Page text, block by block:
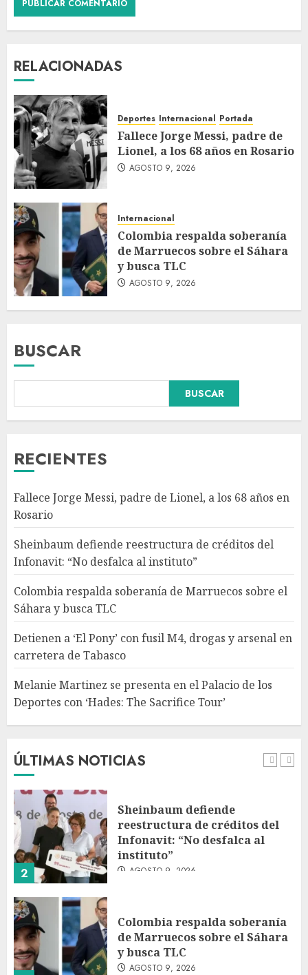
RELACIONADAS
Deportes Internacional Portada
Fallece Jorge Messi, padre de
Lionel, a los 68 años en Rosario
AGOSTO 9, 2026
Internacional
Colombia respalda soberanía
de Marruecos sobre el Sáhara
y busca TLC
AGOSTO 9, 2026
BUSCAR
BUSCAR
RECIENTES
Fallece Jorge Messi, padre de Lionel, a los 68 años en
Rosario
Sheinbaum defiende reestructura de créditos del
Infonavit: “No desfalca al instituto”
Colombia respalda soberanía de Marruecos sobre el
Sáhara y busca TLC
Detienen a ‘El Pony’ con fusil M4, drogas y arsenal en
carretera de Tabasco
Melanie Martinez se presenta en el Palacio de los
Deportes con ‘Hades: The Sacrifice Tour’
ÚLTIMAS NOTICIAS
Colombia respalda soberanía
de Marruecos sobre el Sáhara
4
Detienen a ‘El Pony’ con fusil
M4, drogas y arsenal en
AGOSTO 9, 2026
5
Melanie Martinez se presenta
con ‘Hades: The Sacrifice Tour’
AGOSTO 9, 2026
1
Lionel, a los 68 años en Rosario
2
Sheinbaum defiende
reestructura de créditos del
Infonavit: “No desfalca al
instituto”
AGOSTO 9, 2026
Colombia respalda soberanía
de Marruecos sobre el Sáhara
y busca TLC
AGOSTO 9, 2026